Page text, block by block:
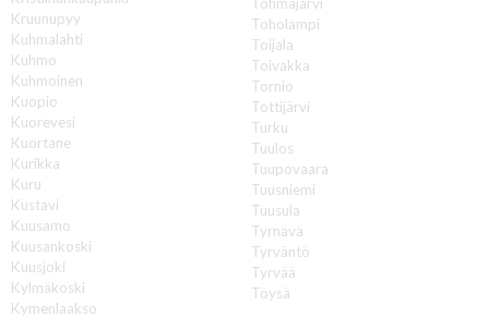
Kruunupyy
Kuhmalahti
Kuhmo
Kuhmoinen
Kuopio
Kuorevesi
Kuortane
Kurikka
Kuru
Kustavi
Kuusamo
Kuusankoski
Kuusjoki
Kylmäkoski
Kymenlaakso
Toholampi
Toijala
Toivakka
Tornio
Tottijärvi
Turku
Tuulos
Tuupovaara
Tuusniemi
Tuusula
Tyrnävä
Tyrväntö
Tyrvää
Töysä